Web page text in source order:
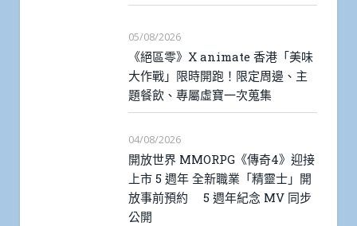
05/08/2026
《絕區零》X animate 香港「美味
大作戰」限時開跑！限定周邊、主
題餐飲、專屬虛寶一次蒐集
04/08/2026
開放世界 MMORPG《傳奇4》迎接
上市 5 週年 全新職業「精靈士」開
放事前預約 5 週年紀念 MV 同步
公開